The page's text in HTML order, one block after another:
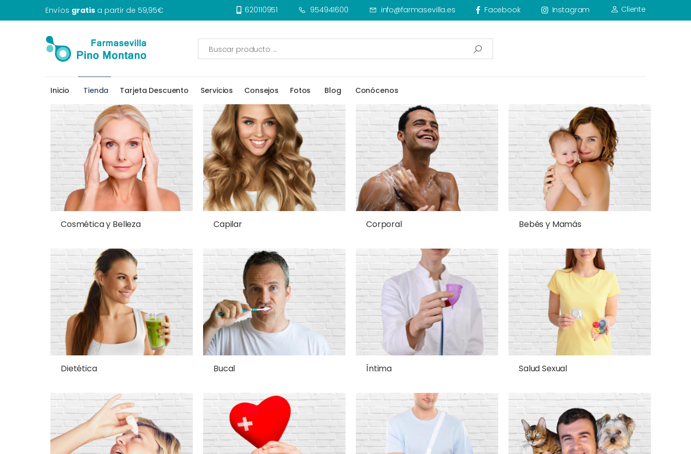
Envíos gratis a partir de 59,95€ 620110951 954941600 info@farmasevilla.es Facebook Instagram Cliente
Inicio Tienda Tarjeta Descuento Servicios Consejos Fotos Blog Conócenos
Cosmética y Belleza Capilar Corporal Bebés y Mamás
Dietética Bucal Íntima Salud Sexual